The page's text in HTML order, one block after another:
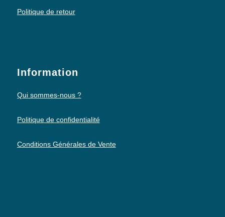
Politique de retour
Information
Qui sommes-nous ?
Politique de confidentialité
Conditions Générales de Vente